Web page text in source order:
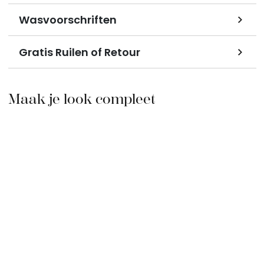
Wasvoorschriften
Gratis Ruilen of Retour
Maak je look compleet